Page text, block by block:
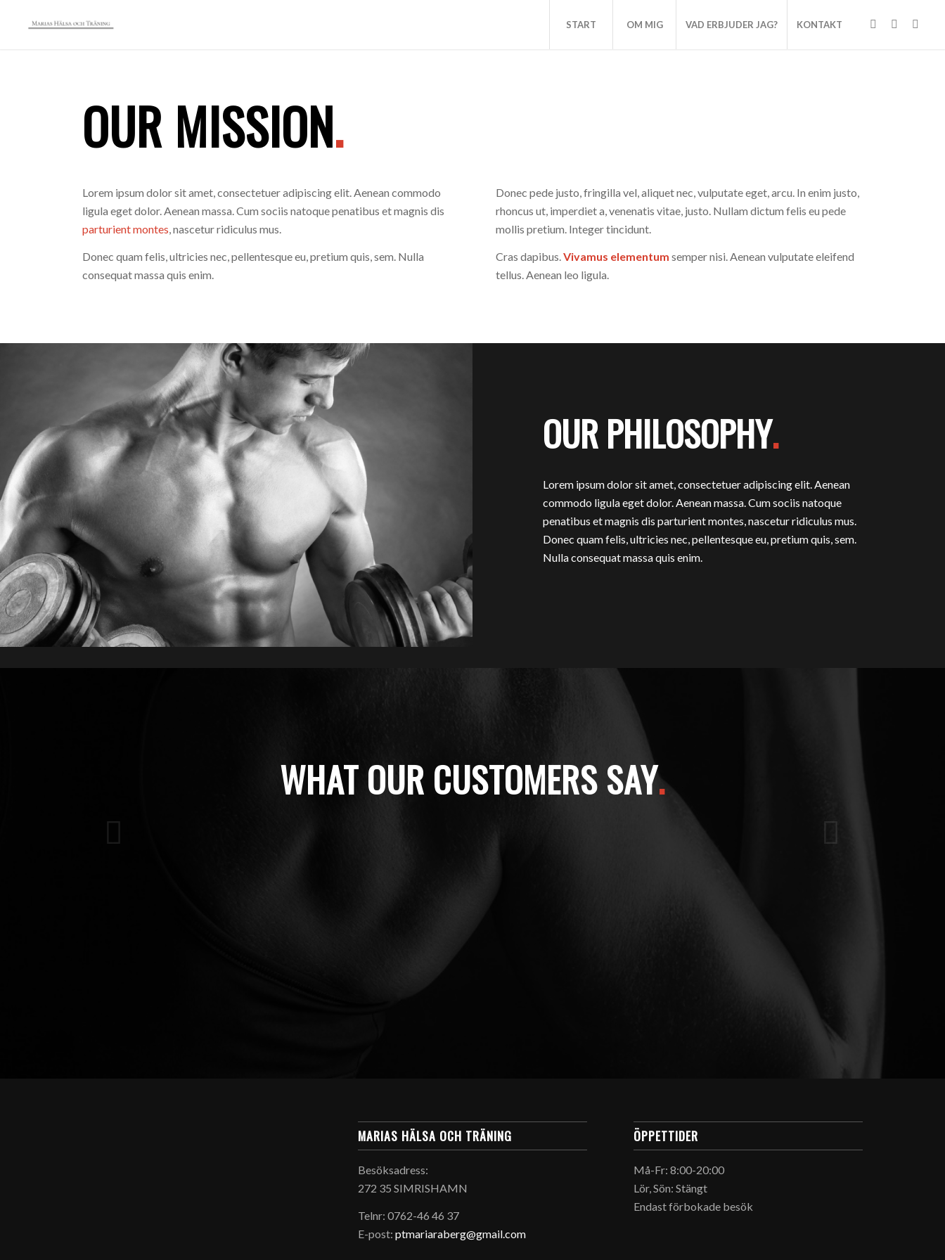
START OM MIG VAD ERBJUDER JAG? KONTAKT
OUR MISSION.
Lorem ipsum dolor sit amet, consectetuer adipiscing elit. Aenean commodo
ligula eget dolor. Aenean massa. Cum sociis natoque penatibus et magnis dis
parturient montes , nascetur ridiculus mus.
Donec quam felis, ultricies nec, pellentesque eu, pretium quis, sem. Nulla
consequat massa quis enim.
Donec pede justo, fringilla vel, aliquet nec, vulputate eget, arcu. In enim justo,
rhoncus ut, imperdiet a, venenatis vitae, justo. Nullam dictum felis eu pede
mollis pretium. Integer tincidunt.
Cras dapibus.Vivamus elementum semper nisi. Aenean vulputate eleifend
tellus. Aenean leo ligula.
OUR PHILOSOPHY.
Lorem ipsum dolor sit amet, consectetuer adipiscing elit. Aenean
commodo ligula eget dolor. Aenean massa. Cum sociis natoque
penatibus et magnis dis parturient montes, nascetur ridiculus mus.
Donec quam felis, ultricies nec, pellentesque eu, pretium quis, sem.
Nulla consequat massa quis enim.
WHAT OUR CUSTOMERS SAY.
Lorem ipsum dolor sit amet, consectetuer adipiscing elit. Aenean commodo ligula eget dolor.
Nästa
MARIAS HÄLSA OCH TRÄNING
Besöksadress:
272 35 SIMRISHAMN
Telnr: 0762-46 46 37
E-post:ptmariaraberg@gmail.com
ÖPPETTIDER
Må-Fr: 8:00-20:00
Lör, Sön: Stängt
Endast förbokade besök